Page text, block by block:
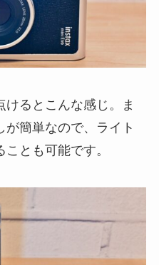
けるとこんな感じ。ま
簡単なので、ライト
とも可能です。